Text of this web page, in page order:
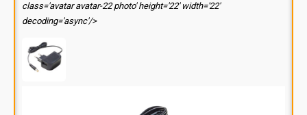
class='avatar avatar-22 photo' height='22' width='22'
decoding='async'/>